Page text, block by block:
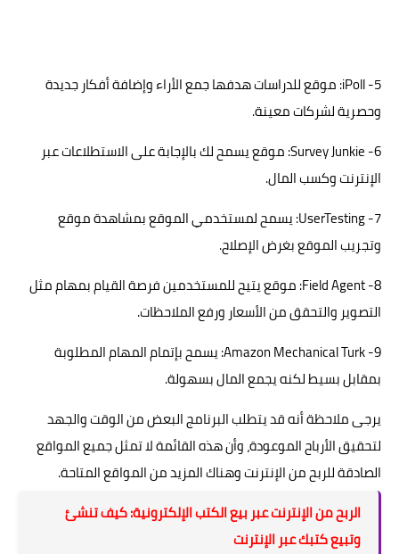
5- iPoll: موقع للدراسات هدفها جمع الأراء وإضافة أفكار جديدة
وحصرية لشركات معينة.
6- Survey Junkie: موقع يسمح لك بالإجابة على الاستطلاعات عبر
الإنترنت وكسب المال.
7- UserTesting: يسمح لمستخدمي الموقع بمشاهدة موقع
وتجريب الموقع بغرض الإصلاح.
8- Field Agent: موقع يتيح للمستخدمين فرصة القيام بمهام مثل
التصوير والتحقق من الأسعار ورفع الملاحظات.
9- Amazon Mechanical Turk: يسمح بإتمام المهام المطلوبة
بمقابل بسيط لكنه يجمع المال بسهولة.
يرجى ملاحظة أنه قد يتطلب البرنامج البعض من الوقت والجهد
لتحقيق الأرباح الموعودة، وأن هذه القائمة لا تمثل جميع المواقع
الصادقة للربح من الإنترنت وهناك المزيد من المواقع المتاحة.
الربح من الإنترنت عبر بيع الكتب الإلكترونية: كيف تنشئ
وتبيع كتبك عبر الإنترنت